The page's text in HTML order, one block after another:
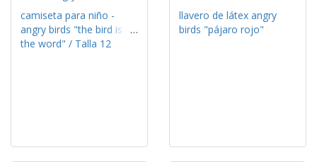
camiseta para niño -
angry birds "the bird is
the word" / Talla 12
llavero de látex angry
birds "pájaro rojo"